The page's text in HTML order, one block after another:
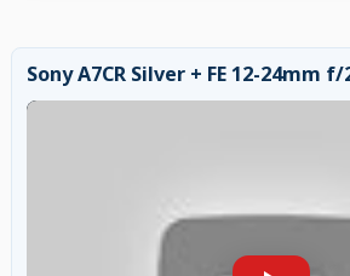
Sony A7CR Silver + FE 12-24mm